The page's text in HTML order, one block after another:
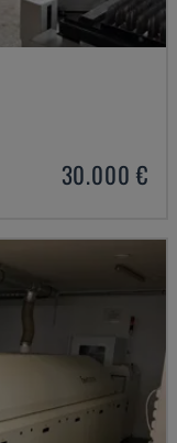
30.000 €